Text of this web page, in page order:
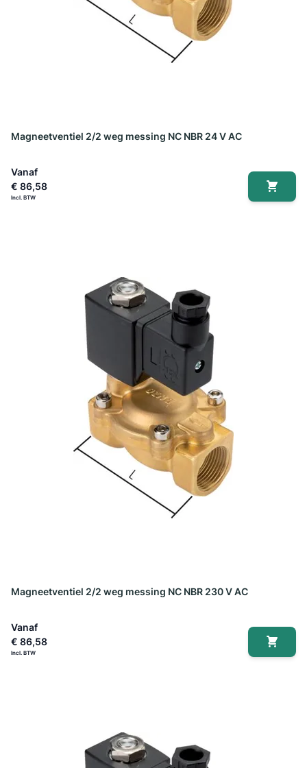
Magneetventiel 2/2 weg messing NC NBR 24 V AC
Vanaf
€ 86,58
Magneetventiel 2/2 weg messing NC NBR 230 V AC
Vanaf
€ 86,58